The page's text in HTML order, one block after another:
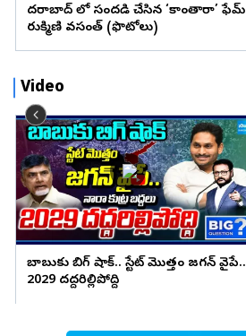
హైదరాబాద్ లో సందడి చేసిన ‘కాంతారా’ ఫేమ్‌
రుక్మిణి వసంత్‌ (ఫొటోలు)
Video
బాబుకు బిగ్ షాక్.. స్టేట్ మొత్తం జగన్ వైపే..
2029 దద్దరిల్లిపోద్ది